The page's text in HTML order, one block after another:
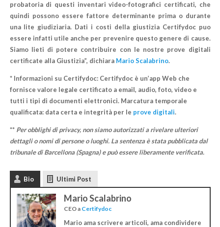
probatoria di questi inventari video-fotografici certificati, che
quindi possono essere fattore determinante prima o durante
una lite giudiziaria. Dati i costi della giustizia Certifydoc puo
essere infatti utile anche per prevenire questo genere di cause.
Siamo lieti di potere contribuire con le nostre prove digitali
certificate alla Giustizia”, dichiara Mario Scalabrino.
* Informazioni su Certifydoc: Certifydoc è un’app Web che
fornisce valore legale certificato a email, audio, foto, video e
tutti i tipi di documenti elettronici. Marcatura temporale
qualificata: data certa e integrità per le prove digitali.
** Per obblighi di privacy, non siamo autorizzati a rivelare ulteriori
dettagli o nomi di persone o luoghi. La sentenza è stata pubblicata dal
tribunale di Barcellona (Spagna) e può essere liberamente verificata.
Bio Ultimi Post
Mario Scalabrino
CEOa Certifydoc
Mario ama scrivere articoli, ama condividere